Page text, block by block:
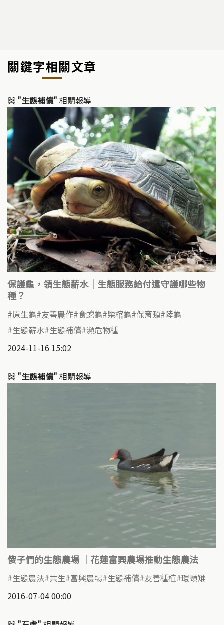
關鍵字相關文章
與 "生態補償" 相關報導
保護龜，領生態薪水｜生態服務給付還守護哪些物
種？
原生龜 友善農作 食蛇龜 柴棺龜 保育類 陸龜
生態薪水 生態補償 瀕危物種
2024-11-16 15:02
與 "生態補償" 相關報導
傻子們的生態農場 ｜花蓮富興農場推動生態農法
生態農法 共生 富興農場 生態補償 友善種植 環頸雉
2016-07-04 00:00